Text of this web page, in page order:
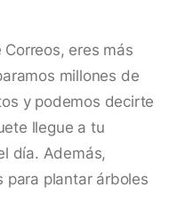
eres más
millones de
y podemos decirte
llegue a tu
día. Además,
para plantar árboles